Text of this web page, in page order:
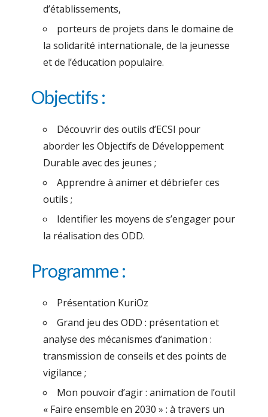
d’établissements,
porteurs de projets dans le domaine de
la solidarité internationale, de la jeunesse
et de l’éducation populaire.
Objectifs :
Découvrir des outils d’ECSI pour
aborder les Objectifs de Développement
Durable avec des jeunes ;
Apprendre à animer et débriefer ces
outils ;
Identifier les moyens de s’engager pour
la réalisation des ODD.
Programme :
Présentation KuriOz
Grand jeu des ODD : présentation et
analyse des mécanismes d’animation :
transmission de conseils et des points de
vigilance ;
Mon pouvoir d’agir : animation de l’outil
« Faire ensemble en 2030 » : à travers un